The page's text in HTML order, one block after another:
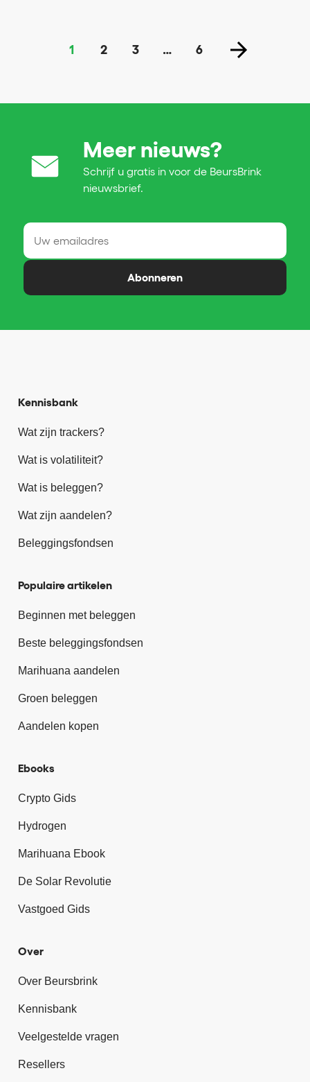
1 2 3 … 6
Meer nieuws?
Schrijf u gratis in voor de BeursBrink
nieuwsbrief.
Abonneren
Kennisbank
Wat zijn trackers?
Wat is volatiliteit?
Wat is beleggen?
Wat zijn aandelen?
Beleggingsfondsen
Populaire artikelen
Beginnen met beleggen
Beste beleggingsfondsen
Marihuana aandelen
Groen beleggen
Aandelen kopen
Ebooks
Crypto Gids
Hydrogen
Marihuana Ebook
De Solar Revolutie
Vastgoed Gids
Over
Over Beursbrink
Kennisbank
Veelgestelde vragen
Resellers